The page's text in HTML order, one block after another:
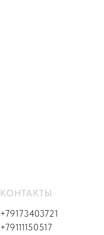
КОНТАКТЫ
+79173403721
+79111150517